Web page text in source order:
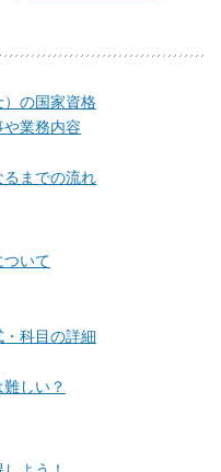
の国家資格
業務内容
までの流れ
いて
科目の詳細
しい？